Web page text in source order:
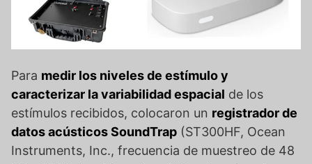
Para medir los niveles de estímulo y
caracterizar la variabilidad espacial de los
estímulos recibidos, colocaron un registrador de
datos acústicos SoundTrap (ST300HF, Ocean
Instruments, Inc., frecuencia de muestreo de 48